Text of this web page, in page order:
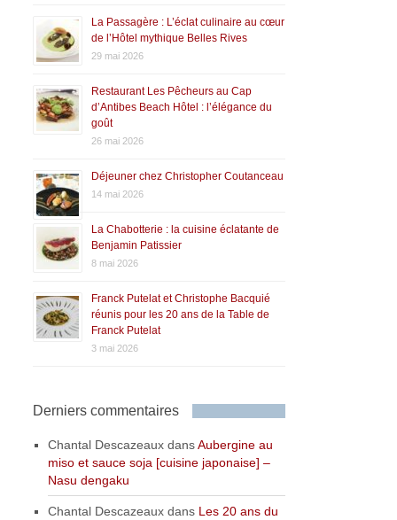
La Passagère : L’éclat culinaire au cœur
de l’Hôtel mythique Belles Rives
29 mai 2026
Restaurant Les Pêcheurs au Cap
d’Antibes Beach Hôtel : l’élégance du
goût
26 mai 2026
Déjeuner chez Christopher Coutanceau
14 mai 2026
La Chabotterie : la cuisine éclatante de
Benjamin Patissier
8 mai 2026
Franck Putelat et Christophe Bacquié
réunis pour les 20 ans de la Table de
Franck Putelat
3 mai 2026
Derniers commentaires
Chantal Descazeaux dansAubergine au
miso et sauce soja [cuisine japonaise] –
Nasu dengaku
Chantal Descazeaux dans Les 20 ans du